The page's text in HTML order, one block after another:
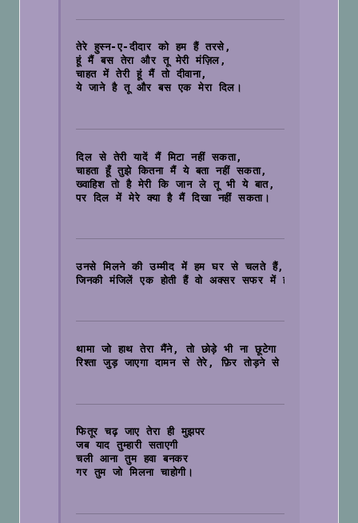
तेरे हुस्न-ए-दीदार को हम हैं तरसे,
हूं मैं बस तेरा और तू मेरी मंज़िल,
चाहत में तेरी हूं मैं तो दीवाना,
ये जाने है तू और बस एक मेरा दिल।
दिल से तेरी यादें मैं मिटा नहीं सकता,
चाहता हूँ तुझे कितना मैं ये बता नहीं सकता,
ख्वाहिश तो है मेरी कि जान ले तू भी ये बात,
पर दिल में मेरे क्या है मैं दिखा नहीं सकता।
उनसे मिलने की उम्मीद में हम घर से चलते हैं,
जिनकी मंजिलें एक होती हैं वो अक्सर सफर में ही मिलते हैं ।
थामा जो हाथ तेरा मैंने, तो छोड़े भी ना छूटेगा
रिश्ता जुड़ जाएगा दामन से तेरे, फ़िर तोड़ने से भी ये दिल ना
फितूर चढ़ जाए तेरा ही मुझपर
जब याद तुम्हारी सताएगी
चली आना तुम हवा बनकर
गर तुम जो मिलना चाहोगी।